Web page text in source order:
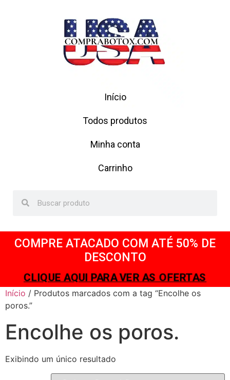
Início
Todos produtos
Minha conta
Carrinho
COMPRE ATACADO COM ATÉ 50% DE
DESCONTO
CLIQUE AQUI PARA VER AS OFERTAS
Início / Produtos marcados com a tag “Encolhe os
poros.”
Encolhe os poros.
Exibindo um único resultado